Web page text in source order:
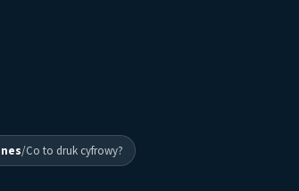
/Co to druk cyfrowy?